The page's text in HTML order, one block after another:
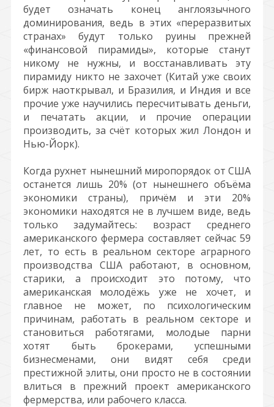
будет означать конец англоязычного
доминирования, ведь в этих «переразвитых
странах» будут только руины прежней
«финансовой пирамиды», которые станут
никому не нужны, и восстанавливать эту
пирамиду никто не захочет (Китай уже своих
бирж наоткрывал, и Бразилия, и Индия и все
прочие уже научились пересчитывать деньги,
и печатать акции, и прочие операции
производить, за счёт которых жил Лондон и
Нью-Йорк).
Когда рухнет нынешний миропорядок от США
останется лишь 20% (от нынешнего объёма
экономики страны), причём и эти 20%
экономики находятся не в лучшем виде, ведь
только задумайтесь: возраст среднего
американского фермера составляет сейчас 59
лет, то есть в реальном секторе аграрного
производства США работают, в основном,
старики, а происходит это потому, что
американская молодёжь уже не хочет, и
главное не может, по психологическим
причинам, работать в реальном секторе и
становиться работягами, молодые парни
хотят быть брокерами, успешными
бизнесменами, они видят себя среди
престижной элиты, они просто не в состоянии
влиться в прежний проект американского
фермерства, или рабочего класса.